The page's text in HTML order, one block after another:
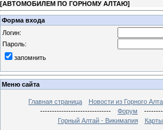
[АВТОМОБИЛЕМ ПО ГОРНОМУ АЛТАЮ]
Форма входа
Логин:
Пароль:
запомнить
Меню сайта
Главная страница Новости из Горного
------------------------------
Форум
Горный Алтай - Викимапия